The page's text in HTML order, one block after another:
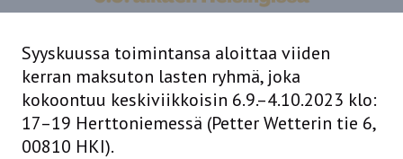
Syyskuussa toimintansa aloittaa viiden
kerran maksuton lasten ryhmä, joka
kokoontuu keskiviikkoisin 6.9.–4.10.2023 klo:
17–19 Herttoniemessä (Petter Wetterin tie 6,
00810 HKI).